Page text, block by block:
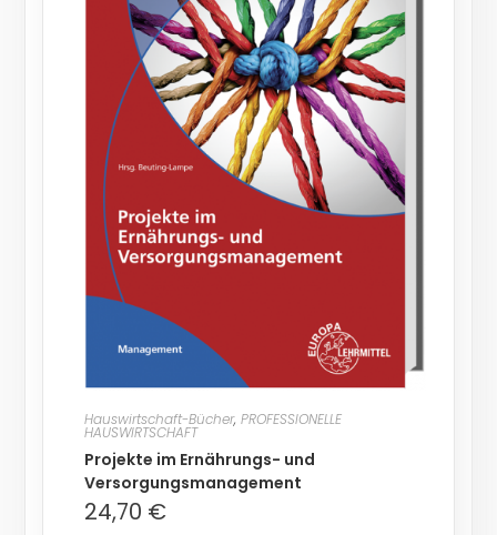
Hauswirtschaft-Bücher, PROFESSIONELLE
HAUSWIRTSCHAFT
Projekte im Ernährungs- und
Versorgungsmanagement
24,70 €